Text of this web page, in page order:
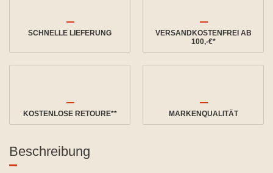
SCHNELLE LIEFERUNG
VERSANDKOSTENFREI AB
100,-€*
KOSTENLOSE RETOURE** MARKENQUALITÄT
Beschreibung